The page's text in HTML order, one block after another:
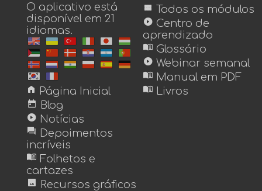
O aplicativo está
disponível em 21
idiomas.
home Página Inicial
today Blog
play_circle Notícias
forum Depoimentos
incríveis
menu_book Folhetos e
cartazes
image Recursos gráficos
view_module Todos os módulos
play_circle Centro de
aprendizado
menu_book Glossário
play_circle Webinar semanal
menu_book Manual em PDF
menu_book Livros